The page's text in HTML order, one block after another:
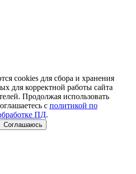
cookies для сбора и хранения
для корректной работы сайта
Продолжая использовать
с политикой по
ПД.
Соглашаюсь